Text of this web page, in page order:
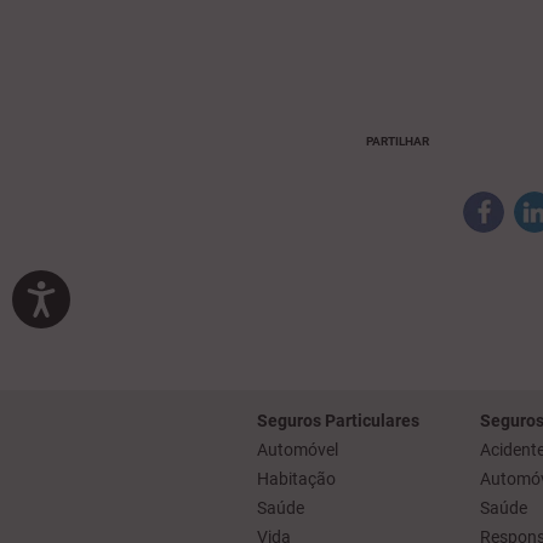
PARTILHAR
Seguros Particulares
Automóvel
Habitação
Saúde
Vida
Saúde